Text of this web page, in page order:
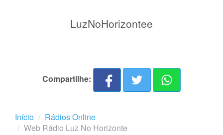
LuzNoHorizontee
Compartilhe:
Início
Rádios Online
Web Rádio Luz No Horizonte